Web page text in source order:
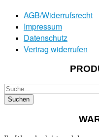
AGB/Widerrufsrecht
Impressum
Datenschutz
Vertrag widerrufen